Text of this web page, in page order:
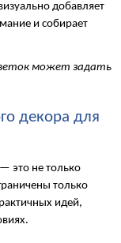
добавляет
и собирает
может задать
декора для
это не только
только
идей,